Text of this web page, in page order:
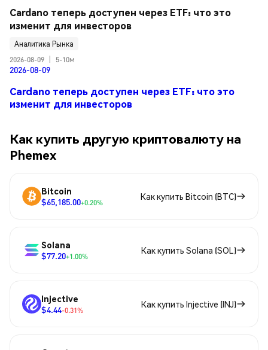
Cardano теперь доступен через ETF: что это
изменит для инвесторов
Аналитика Рынка
2026-08-09
5-10м
2026-08-09
Cardano теперь доступен через ETF: что это
изменит для инвесторов
Как купить другую криптовалюту на
Phemex
Bitcoin
$65,185.00+0.20%
Как купить Bitcoin (BTC)
Solana
$77.20+1.00%
Как купить Solana (SOL)
Injective
$4.44-0.31%
Как купить Injective (INJ)